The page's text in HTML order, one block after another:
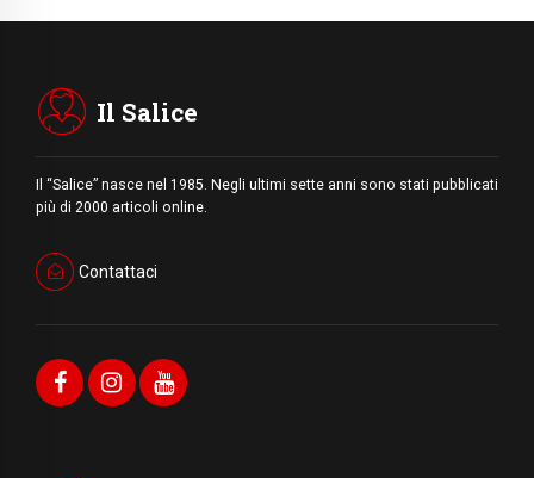
Il Salice
Il “Salice” nasce nel 1985. Negli ultimi sette anni sono stati pubblicati
più di 2000 articoli online.
Contattaci